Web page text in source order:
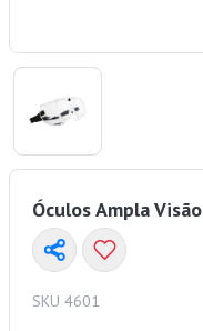
Óculos Ampla
SKU 4601